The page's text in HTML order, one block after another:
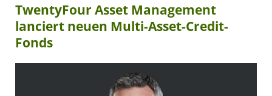
TwentyFour Asset Management
lanciert neuen Multi-Asset-Credit-
Fonds